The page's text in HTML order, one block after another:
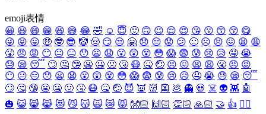
emoji表情
😀 😃 😄 😁 😆 😅 😂 🤣 ☺️ 😇 🙂 🙃 😉 😌 😍 😘 😗 😙 😚 😋
😜 😝 😛 🤑 🤓 😎 🤡 🤠 😏 😒 🤗 😞 😔 😟 😕 🙁 ☹️ 😣 😖 😫 😩
😤 😠 😡 😶 😐 😑 😯 😦 😧 😮 😲 😵 😳 😱 😨 😰 😢 😥 🤤 😭
😓 😪 😴 🙄 🤔 🤥 😬 🤐 🤢 🤧 😷 🤒 🤕 😣 😖 😫 😩 😤 😠 😡
😶 😐 😑 😯 😦 😧 😮 😲 😵 😳 😱 😨 😰 😢 😥 🤤 😭 😓 😪 😴
🙄 🤔 🤥 😬 🤐 🤢 🤧 😷 🤒 🤕 😈 👿 👹 👺 💩 👻 💀 ☠️ 👽 👾 🤖
🎃 😺 😸 😹 😻 😼 😽 🙀 😿 😾 👐🏻 🙌🏻 👏🏻 🙏🏻 🤝 👍 👎🏻